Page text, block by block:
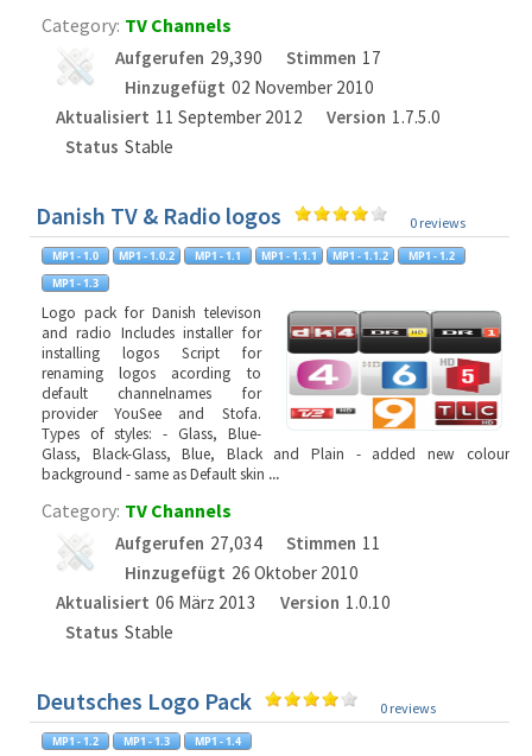
Category: TV Channels
Aufgerufen 29,390 Stimmen 17
Hinzugefügt 02 November 2010
Aktualisiert 11 September 2012 Version 1.7.5.0
Status Stable
Danish TV & Radio logos 0 reviews
Logo pack for Danish televison
and radio Includes installer for
installing logos Script for
renaming logos acording to
default channelnames for
provider YouSee and Stofa.
Types of styles: - Glass, Blue-
Glass, Black-Glass, Blue, Black and Plain - added new colour
background - same as Default skin ...
Category: TV Channels
Aufgerufen 27,034 Stimmen 11
Hinzugefügt 26 Oktober 2010
Aktualisiert 06 März 2013 Version 1.0.10
Status Stable
Deutsches Logo Pack 0 reviews